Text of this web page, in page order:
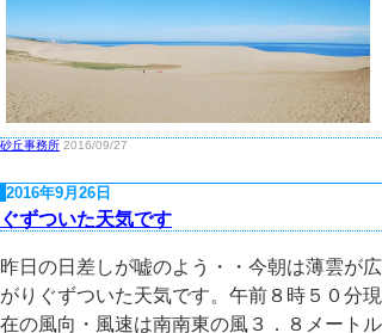
砂丘事務所 2016/09/27
2016年9月26日
ぐずついた天気です
昨日の日差しが嘘のよう・・今朝は薄雲が広
がりぐずついた天気です。午前８時５０分現
在の風向・風速は南南東の風３．８メートル